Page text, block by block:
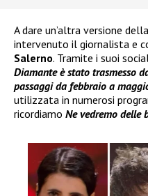
A dare un’altra versione
intervenuto il giornalista e
Salerno. Tramite i suoi
Diamante è stato trasmesso
passaggi da febbraio a
utilizzata in numerosi
ricordiamo Ne vedremo delle